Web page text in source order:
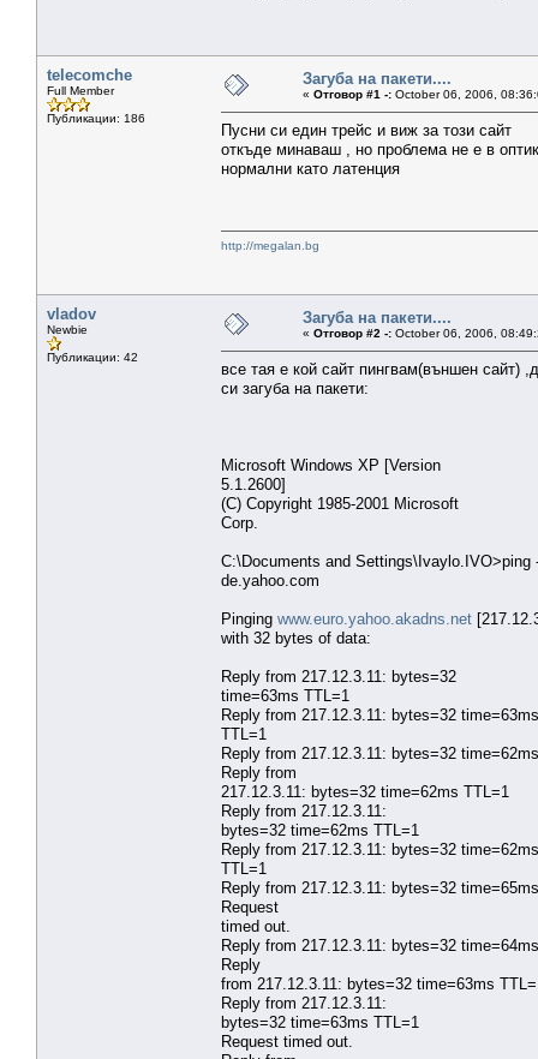
telecomche
Full Member
Публикации: 186
Загуба на пакети....
« Отговор #1 -: October 06, 2006,
Пусни си един трейс и виж за този сайт
откъде минаваш , но проблема не е в
нормални като латенция
http://megalan.bg
vladov
Newbie
Публикации: 42
Загуба на пакети....
« Отговор #2 -: October 06, 2006,
все тая е кой сайт пингвам(външен сайт)
си загуба на пакети:
Microsoft Windows XP [Version
5.1.2600]
(C) Copyright 1985-2001 Microsoft
Corp.
C:\Documents and Settings\Ivaylo.IVO>ping
de.yahoo.com
Pinging www.euro.yahoo.akadns.net
with 32 bytes of data:
Reply from 217.12.3.11: bytes=32
time=63ms TTL=1
Reply from 217.12.3.11: bytes=32 time=63ms
TTL=1
Reply from 217.12.3.11: bytes=32
Reply from
217.12.3.11: bytes=32 time=62ms TTL=1
Reply from 217.12.3.11:
bytes=32 time=62ms TTL=1
Reply from 217.12.3.11: bytes=32 time=62ms
TTL=1
Reply from 217.12.3.11: bytes=32
Request
timed out.
Reply from 217.12.3.11: bytes=32
Reply
from 217.12.3.11: bytes=32 time=63ms
Reply from 217.12.3.11:
bytes=32 time=63ms TTL=1
Request timed out.